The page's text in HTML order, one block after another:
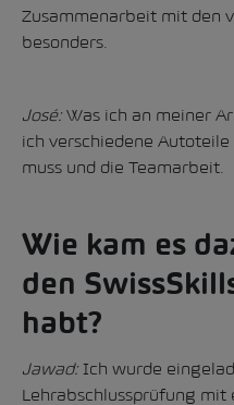
Zusammenarbeit mit den
besonders.
José: Was ich an meiner
ich verschiedene
muss und die Teamarbeit.
Wie kam es
den
habt?
Jawad: Ich wurde
Lehrabschlussprüfung mit